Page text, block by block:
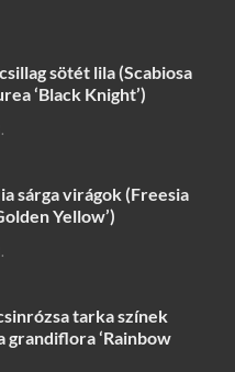
sötét lila (Scabiosa
‘Black Knight’)
sárga virágok (Freesia
Yellow’)
tarka színek
grandiflora ‘Rainbow